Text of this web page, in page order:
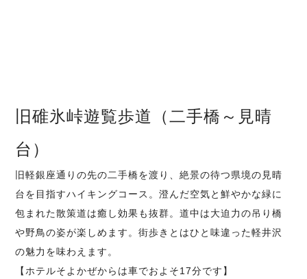
旧碓氷峠遊覧歩道（二手橋～見晴
台）
旧軽銀座通りの先の二手橋を渡り、絶景の待つ県境の見晴
台を目指すハイキングコース。澄んだ空気と鮮やかな緑に
包まれた散策道は癒し効果も抜群。道中は大迫力の吊り橋
や野鳥の姿が楽しめます。街歩きとはひと味違った軽井沢
の魅力を味わえます。
【ホテルそよかぜからは車でおよそ17分です】